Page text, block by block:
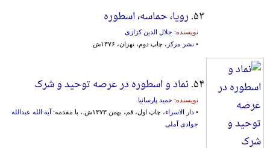
۵۳. رویا، حماسه، اسطوره
نویسنده: جلال الدین کزازی
• نشر مرکز ، چاپ دوم، تهران، ۱۳۷۶ش.
۵۴. نماد و اسطوره در عرصه توحید و شرک
نویسنده: حمید پارسانیا
• دار الاسراء، چاپ اول، قم، بهمن ۱۳۷۳ش.، با مقدمه:
آیة الله عبدالله
جوادی آملی